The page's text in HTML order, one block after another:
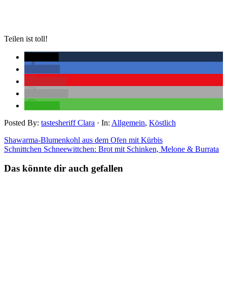
Teilen ist toll!
Posted By: tastesheriff Clara · In: Allgemein, Köstlich
Shawarma-Blumenkohl aus dem Ofen mit Kürbis
Schnittchen Schneewittchen: Brot mit Schinken, Melone & Burrata
Das könnte dir auch gefallen